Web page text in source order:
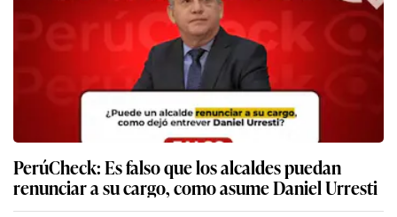
PerúCheck: Es falso que los alcaldes puedan
renunciar a su cargo, como asume Daniel Urresti